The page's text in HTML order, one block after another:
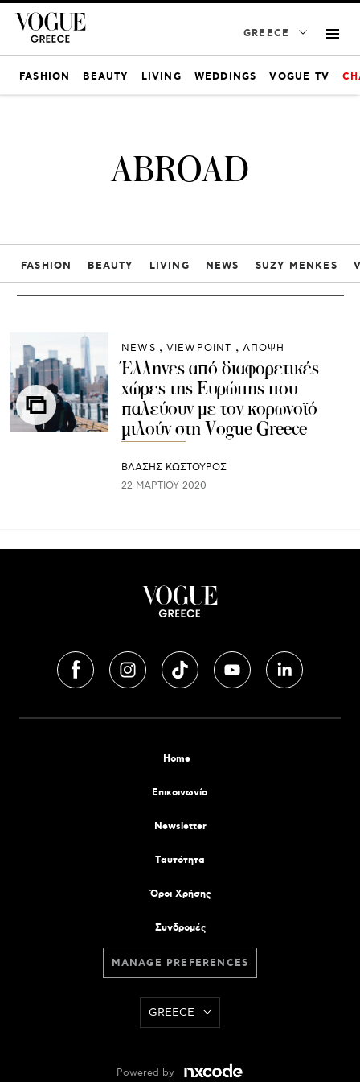
GREECE
FASHION BEAUTY LIVING WEDDINGS VOGUE TV
ABROAD
FASHION BEAUTY LIVING NEWS SUZY MENKES
NEWS VIEWPOINT ΑΠΟΨΗ
Έλληνες από διαφορετικές
χώρες της Ευρώπης που
παλεύουν με τον κορωνοϊό
μιλούν στη Vogue Greece
ΒΛΑΣΗΣ ΚΩΣΤΟΥΡΟΣ
22 ΜΑΡΤΊΟΥ 2020
Home
Επικοινωνία
Newsletter
Tαυτότητα
Όροι Χρήσης
Συνδρομές
MANAGE PREFERENCES
GREECE
Powered by